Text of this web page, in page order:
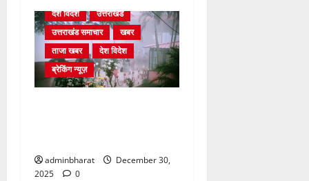
देश विदेश
उत्तराखंड
उत्तराखंड समाचार
खबर
ताजा खबर
देश विदेश
ब्रेकिंग न्यूज़
adminbharat
December 30,
2025
0